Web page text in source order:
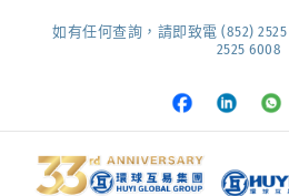
如有任何查詢，請即致電 (852)
2525 6008
Facebook